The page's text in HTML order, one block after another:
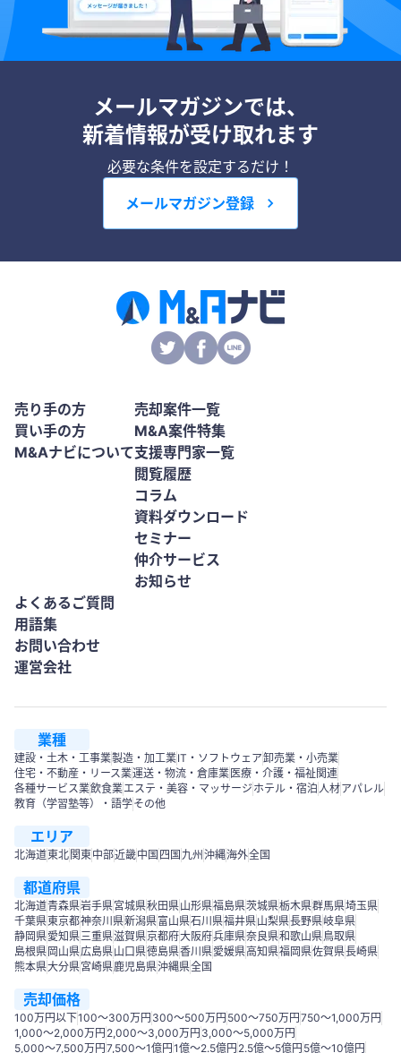
メールマガジンでは、
新着情報が受け取れます
必要な条件を設定するだけ！
メールマガジン登録
売り手の方
買い手の方
M&Aナビについて
売却案件一覧
M&A案件特集
支援専門家一覧
閲覧履歴
コラム
資料ダウンロード
セミナー
仲介サービス
お知らせ
よくあるご質問
用語集
お問い合わせ
運営会社
業種
建設・土木・工事業製造・加工業IT・ソフトウェア卸売業・小売業
住宅・不動産・リース業運送・物流・倉庫業 医療・介護・福祉関連
各種サービス業飲食業エステ・美容・マッサージ ホテル・宿泊人材アパレル
教育（学習塾等）・語学その他
エリア
北海道東北 関東中部近畿中国 四国 九州 沖縄海外全国
都道府県
北海道青森県岩手県宮城県秋田県山形県福島県茨城県栃木県群馬県埼玉県
千葉県東京都神奈川県新潟県富山県石川県福井県山梨県長野県岐阜県
静岡県愛知県三重県滋賀県京都府大阪府兵庫県奈良県和歌山県鳥取県
島根県 岡山県広島県山口県徳島県香川県愛媛県高知県福岡県佐賀県長崎県
熊本県大分県宮崎県鹿児島県沖縄県全国
売却価格
100万円以下100〜300万円 300〜500万円 500～750万円 750〜1,000万円
1,000～2,000万円 2,000～3,000万円 3,000～5,000万円
5,000～7,500万円 7,500～1億円 1億～2.5億円 2.5億～5億円 5億～10億円